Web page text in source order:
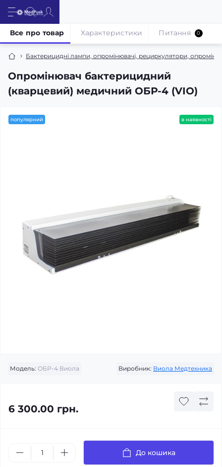
Бактерицидні лампи, опромінювачі, рециркулятори,
Опромінювач бактерицидний
(кварцевий) медичний ОБР-4 (VIO)
Все про товар Характеристики Питання 0
популярний в наявності
Модель: ОБР-4 Виола Виробник: Виола Медтехника
6 300.00 грн.
До кошика